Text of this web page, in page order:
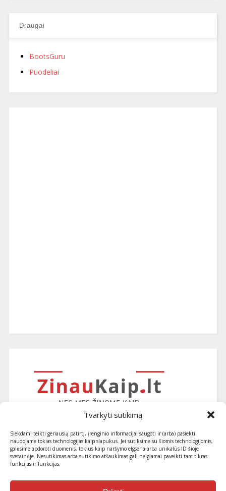
Tvarkyti sutikimą
Siekdami teikti geriausią patirtį, įrenginio informacijai saugoti ir (arba) pasiekti
naudojame tokias technologijas kaip slapukus. Jei sutiksime su šiomis technologijomis,
galėsime apdoroti duomenis, tokius kaip naršymo elgsena arba unikalūs ID šioje
svetainėje. Nesutikimas arba sutikimo atšaukimas gali neigiamai paveikti tam tikras
funkcijas ir funkcijas.
Draugai
BootsGuru
Puodeliai
Užsiprenumeruokite naujausius